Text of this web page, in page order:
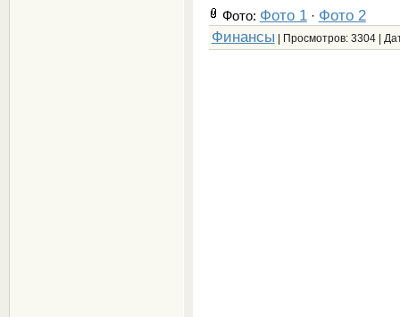
Фото: Фото 1· Фото 2
Финансы | Просмотров: 3304 |